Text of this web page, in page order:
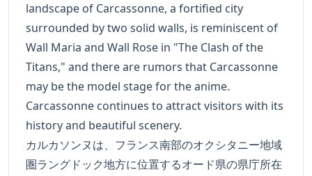
landscape of Carcassonne, a fortified city
surrounded by two solid walls, is reminiscent of
Wall Maria and Wall Rose in "The Clash of the
Titans," and there are rumors that Carcassonne
may be the model stage for the anime.
Carcassonne continues to attract visitors with its
history and beautiful scenery.
カルカソンヌは、フランス南部のオクシタニー地域
圏ラングドック地方に位置するオード県の県庁所在